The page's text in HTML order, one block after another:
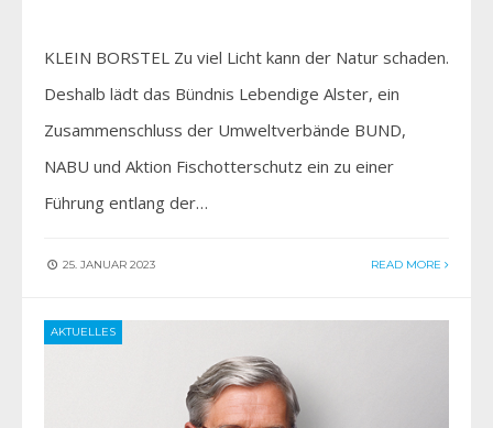
KLEIN BORSTEL Zu viel Licht kann der Natur schaden.
Deshalb lädt das Bündnis Lebendige Alster, ein
Zusammenschluss der Umweltverbände BUND,
NABU und Aktion Fischotterschutz ein zu einer
Führung entlang der…
25. JANUAR 2023 READ MORE
AKTUELLES